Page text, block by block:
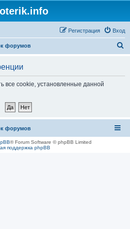
Вход
Регистрация
форумов
все cookie, установленные данной
форумов
® Forum Software © phpBB Limited
поддержка phpBB